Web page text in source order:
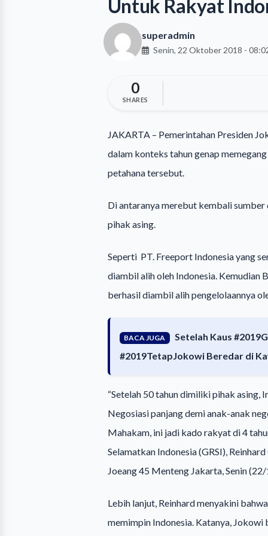
Untuk Rakyat
superadmin
Senin, 22 Oktober 2018 -
0
SHARES
JAKARTA – Pemerintahan Presiden
dalam konteks tahun genap
petahana tersebut.
Di antaranya merebut kembali sumber
pihak asing.
Seperti PT. Freeport Indonesia yang
diambil alih oleh Indonesia. Kemudian
berhasil diambil alih pengelolaannya
BACA JUGA
Setelah Kaus
#2019TetapJokowi Beredar di
“Setelah 50 tahun dimiliki pihak asing,
Negosiasi panjang demi anak-anak
Mahakam, ini jadi kado rakyat di 4
Selamatkan Indonesia (GRSI),
Joeang 45 Menteng Jakarta, Senin
Lebih lanjut, Reinhard menyakini
memimpin Indonesia. Katanya,